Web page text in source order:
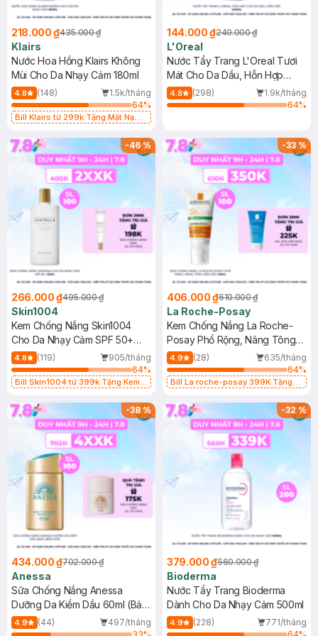
218.000 ₫435.000 ₫
Klairs
Nước Hoa Hồng Klairs Không
Mùi Cho Da Nhạy Cảm 180ml
4.8 (148)
1.5k/tháng
64%
Bill Klairs từ 299k Tặng Mặt Nạ
25ml (SL Có Hạn)
144.000 ₫249.000 ₫
L'Oreal
Nước Tẩy Trang L'Oreal Tươi
Mát Cho Da Dầu, Hỗn Hợp
400ml
4.8 (298)
1.9k/tháng
64%
-46%
266.000 ₫495.000 ₫
Skin1004
Kem Chống Nắng Skin1004
Cho Da Nhạy Cảm SPF 50+
50ml
4.8 (119)
905/tháng
64%
Bill Skin1004 từ 399k Tặng Kem
SPF 50+ 20ml (SL Có Hạn)
-33%
406.000 ₫610.000 ₫
La Roche-Posay
Kem Chống Nắng La Roche-
Posay Phổ Rộng, Nâng Tông
Kiềm Dầu 50ml
4.9 (28)
635/tháng
64%
Bill La roche-posay 399K Tặng
(SL có hạn)
-38%
434.000 ₫702.000 ₫
Anessa
Sữa Chống Nắng Anessa
Dưỡng Da Kiềm Dầu 60ml (Bản
Mới)
4.9 (44)
497/tháng
-32%
379.000 ₫560.000 ₫
Bioderma
Nước Tẩy Trang Bioderma
Dành Cho Da Nhạy Cảm 500ml
4.9 (228)
771/tháng